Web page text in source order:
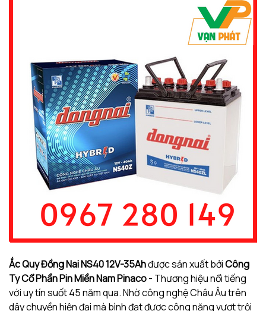
Ắc Quy Đồng Nai NS40 12V-35Ahđược sản xuất bởiCông
Ty Cổ Phần Pin Miền Nam Pinaco- Thương hiệu nổi tiếng
với uy tín suốt 45 năm qua. Nhờ công nghệ Châu Âu trên
dây chuyền hiện đại mà bình đạt được công năng vượt trội